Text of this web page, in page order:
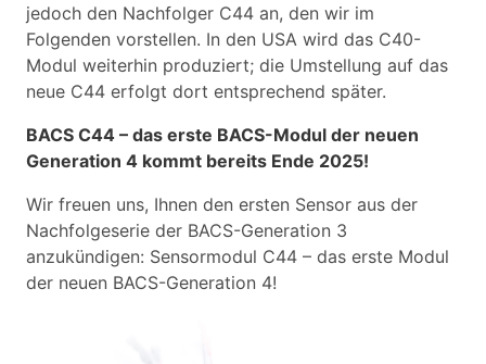
jedoch den Nachfolger C44 an, den wir im
Folgenden vorstellen. In den USA wird das C40-
Modul weiterhin produziert; die Umstellung auf das
neue C44 erfolgt dort entsprechend später.
BACS C44 – das erste BACS-Modul der neuen
Generation 4 kommt bereits Ende 2025!
Wir freuen uns, Ihnen den ersten Sensor aus der
Nachfolgeserie der BACS-Generation 3
anzukündigen: Sensormodul C44 – das erste Modul
der neuen BACS-Generation 4!